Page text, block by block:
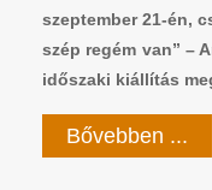
szeptember 21-én,
szép regém van” –
időszaki kiállítás
Bővebben ...